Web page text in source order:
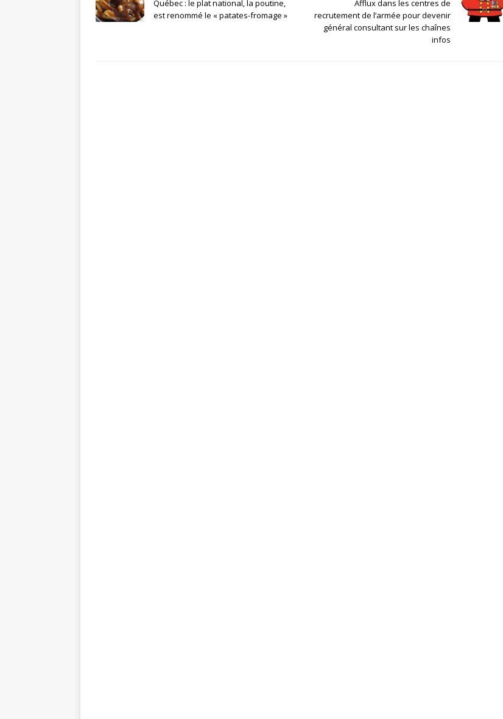
Québec : le plat national, la poutine,
est renommé le « patates-fromage »
Afflux dans les centres de
recrutement de l’armée pour devenir
général consultant sur les chaînes
infos